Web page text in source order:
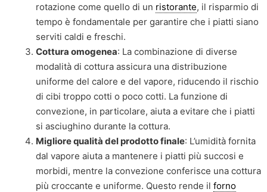
rotazione come quello di un ristorante, il risparmio di
tempo è fondamentale per garantire che i piatti siano
serviti caldi e freschi.
Cottura omogenea: La combinazione di diverse
modalità di cottura assicura una distribuzione
uniforme del calore e del vapore, riducendo il rischio
di cibi troppo cotti o poco cotti. La funzione di
convezione, in particolare, aiuta a evitare che i piatti
si asciughino durante la cottura.
Migliore qualità del prodotto finale: L’umidità fornita
dal vapore aiuta a mantenere i piatti più succosi e
morbidi, mentre la convezione conferisce una cottura
più croccante e uniforme. Questo rende il forno